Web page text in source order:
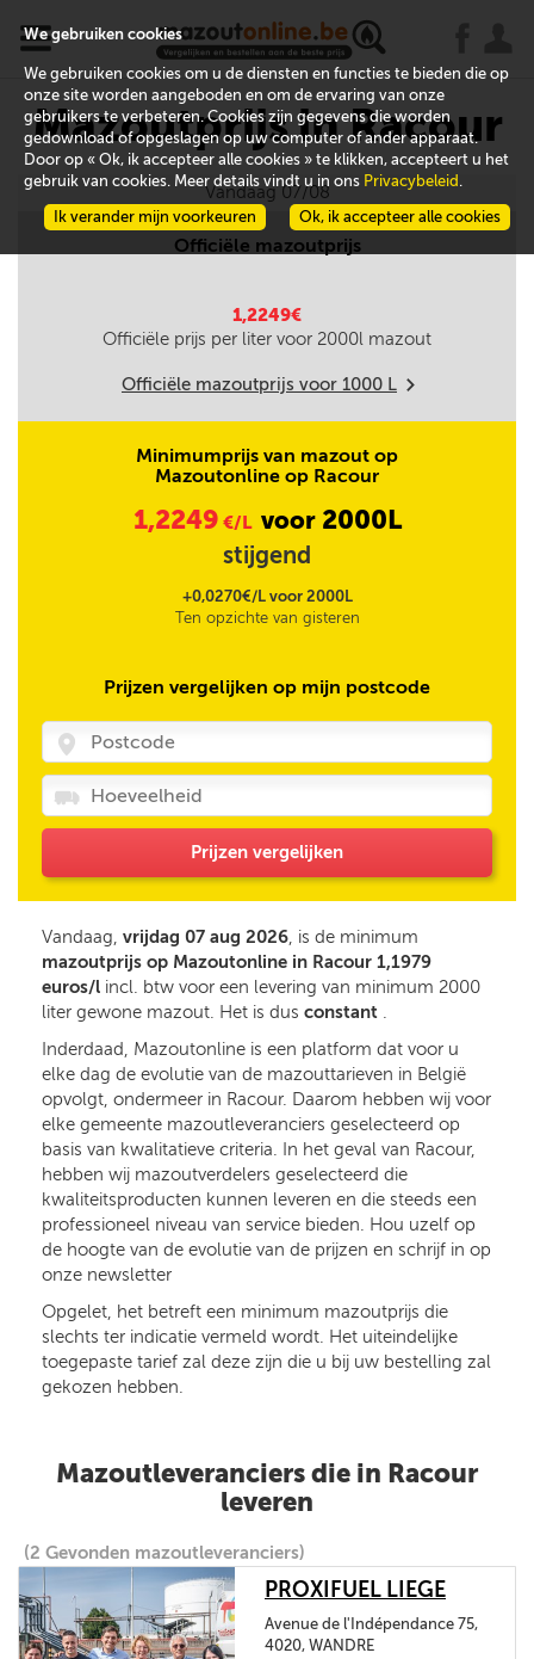
x
Mazoutprijs in Racour
Vandaag 07/08
Officiële mazoutprijs
1,2249€
Officiële prijs per liter voor 2000l mazout
Officiële mazoutprijs voor 1000 L m
Minimumprijs van mazout op
Mazoutonline op Racour
1,2249 €/L voor 2000L
stijgend
+0,0270€/L voor 2000L
Ten opzichte van gisteren
Prijzen vergelijken op mijn postcode
Prijzen vergelijken
Vandaag, vrijdag 07 aug 2026, is de minimum
mazoutprijs op Mazoutonline in Racour 1,1979
euros/l incl. btw voor een levering van minimum 2000
liter gewone mazout. Het is dus constant .
Inderdaad, Mazoutonline is een platform dat voor u
elke dag de evolutie van de mazouttarieven in België
opvolgt, ondermeer in Racour. Daarom hebben wij voor
elke gemeente mazoutleveranciers geselecteerd op
basis van kwalitatieve criteria. In het geval van Racour,
hebben wij mazoutverdelers geselecteerd die
kwaliteitsproducten kunnen leveren en die steeds een
professioneel niveau van service bieden. Hou uzelf op
de hoogte van de evolutie van de prijzen en schrijf in op
onze newsletter
Opgelet, het betreft een minimum mazoutprijs die
slechts ter indicatie vermeld wordt. Het uiteindelijke
toegepaste tarief zal deze zijn die u bij uw bestelling zal
gekozen hebben.
Mazoutleveranciers die in Racour
leveren
(2 Gevonden mazoutleveranciers)
PROXIFUEL LIEGE
Avenue de l'Indépendance 75,
4020, WANDRE
We gebruiken cookies
We gebruiken cookies om u de diensten en functies te bieden die op
onze site worden aangeboden en om de ervaring van onze
gebruikers te verbeteren. Cookies zijn gegevens die worden
gedownload of opgeslagen op uw computer of ander apparaat.
Door op « Ok, ik accepteer alle cookies » te klikken, accepteert u het
gebruik van cookies. Meer details vindt u in ons Privacybeleid .
Ok, ik accepteer alle cookies
Ik verander mijn voorkeuren